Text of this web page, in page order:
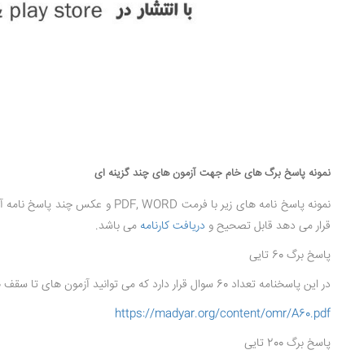
نمونه پاسخ برگ های خام جهت آزمون های چند گزینه ای
نمونه پاسخ نامه های زیر با فرمت PDF, WORD و عکس چند پاسخ نامه آماده و باکیفیت می باشند که می توانید آنها را پرینت بگیرید و در آزمون های حضوری استفاده کنید. همچنین در
قرار می دهد قابل تصحیح و دریافت کارنامه می باشد.
پاسخ برگ 60 تایی
در این پاسخنامه تعداد 60 سوال قرار دارد که می توانید آزمون های تا سقف 60 سوال را با چهار گزینه انجام دهید.
https://madyar.org/content/omr/A60.pdf
پاسخ برگ 200 تایی